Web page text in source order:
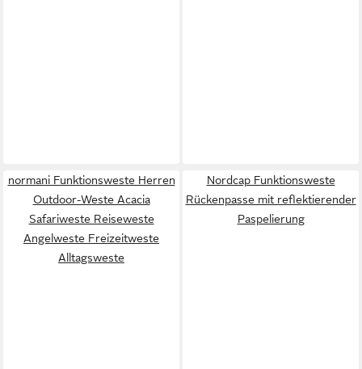
normani Funktionsweste Herren
Outdoor-Weste Acacia
Safariweste Reiseweste
Angelweste Freizeitweste
Alltagsweste
Nordcap Funktionsweste
Rückenpasse mit reflektierender
Paspelierung